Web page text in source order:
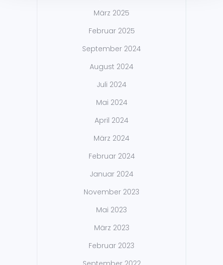
März 2025
Februar 2025
September 2024
August 2024
Juli 2024
Mai 2024
April 2024
März 2024
Februar 2024
Januar 2024
November 2023
Mai 2023
März 2023
Februar 2023